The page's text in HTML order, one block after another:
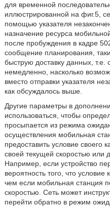
для временной
иллюстрированной на фиг.5,
помощью указателя
назначение ресурса
после пробуждения в кадре
сообщение планирования,
быструю доставку данных, т.е.
немедленно, насколько
вместо отправки указателя
как обсуждалось выше.
Другие параметры в
использоваться, чтобы
просыпается из режима
осуществления мобильная
предоставить условие своего
своей текущей скоростью или
Например, если устройство
вероятность того, что
чем если мобильная станция
скоростью. Сеть может
перейти обратно в режим